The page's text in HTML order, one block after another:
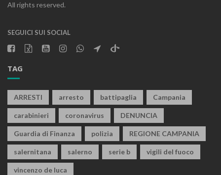
All rights reserved.
SEGUICI SUI SOCIAL
TAG
ARRESTI arresto battipaglia Campania
carabinieri coronavirus DENUNCIA
Guardia di Finanza polizia REGIONE CAMPANIA
salernitana salerno serie b vigili del fuoco
vincenzo de luca